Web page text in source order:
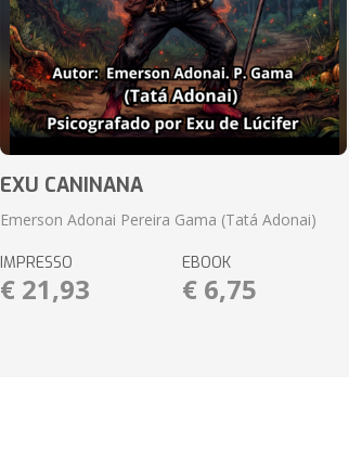
EXU CANINANA
Emerson Adonai Pereira Gama (Tatá Adonai)
IMPRESSO
€ 21,93
EBOOK
€ 6,75